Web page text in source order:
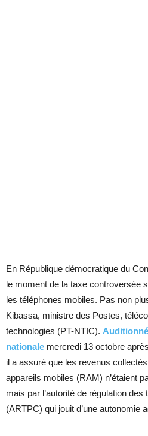
En République démocratique du
le moment de la taxe controversée
les téléphones mobiles. Pas non
Kibassa, ministre des Postes,
technologies (PT-NTIC).
nationale mercredi 13 octobre
il a assuré que les revenus
appareils mobiles (RAM) n’étaient
mais par l’autorité de régulation
(ARTPC) qui jouit d’une autonomie